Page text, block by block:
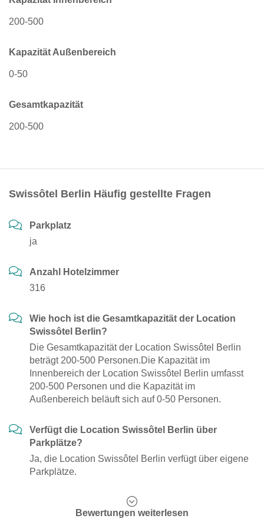
200-500
Kapazität Außenbereich
0-50
Gesamtkapazität
200-500
Swissôtel Berlin Häufig gestellte Fragen
Parkplatz
ja
Anzahl Hotelzimmer
316
Wie hoch ist die Gesamtkapazität der Location
Swissôtel Berlin?
Die Gesamtkapazität der Location Swissôtel Berlin
beträgt 200-500 Personen.Die Kapazität im
Innenbereich der Location Swissôtel Berlin umfasst
200-500 Personen und die Kapazität im
Außenbereich beläuft sich auf 0-50 Personen.
Verfügt die Location Swissôtel Berlin über
Parkplätze?
Ja, die Location Swissôtel Berlin verfügt über eigene
Parkplätze.
Bewertungen weiterlesen